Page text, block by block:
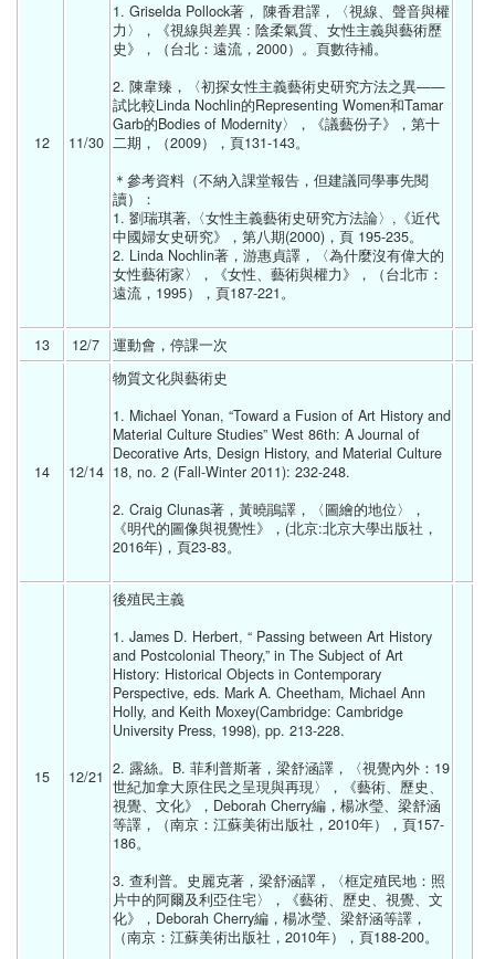
12 11/30
1. Griselda Pollock著， 陳香君譯，〈視線、聲音與權
力〉，《視線與差異 : 陰柔氣質、女性主義與藝術歷
史》，（台北：遠流，2000）。頁數待補。
2. 陳韋臻，〈初探女性主義藝術史研究方法之異——
試比較Linda Nochlin的Representing Women和Tamar
Garb的Bodies of Modernity〉，《議藝份子》，第十
二期，（2009），頁131-143。
＊參考資料（不納入課堂報告，但建議同學事先閱
讀）：
1. 劉瑞琪著,〈女性主義藝術史研究方法論〉,《近代
中國婦女史研究》，第八期(2000)，頁 195-235。
2. Linda Nochlin著，游惠貞譯，〈為什麼沒有偉大的
女性藝術家〉，《女性、藝術與權力》，（台北市：
遠流，1995），頁187-221。
13 12/7 運動會，停課一次
14 12/14
物質文化與藝術史
1. Michael Yonan, “Toward a Fusion of Art History and
Material Culture Studies” West 86th: A Journal of
Decorative Arts, Design History, and Material Culture
18, no. 2 (Fall-Winter 2011): 232-248.
2. Craig Clunas著，黃曉鵑譯，〈圖繪的地位〉，
《明代的圖像與視覺性》，(北京:北京大學出版社，
2016年)，頁23-83。
15 12/21
後殖民主義
1. James D. Herbert, “ Passing between Art History
and Postcolonial Theory,” in The Subject of Art
History: Historical Objects in Contemporary
Perspective, eds. Mark A. Cheetham, Michael Ann
Holly, and Keith Moxey(Cambridge: Cambridge
University Press, 1998), pp. 213-228.
2. 露絲。B. 菲利普斯著，梁舒涵譯，〈視覺內外：19
世紀加拿大原住民之呈現與再現〉，《藝術、歷史、
視覺、文化》，Deborah Cherry編，楊冰瑩、梁舒涵
等譯，（南京：江蘇美術出版社，2010年），頁157-
186。
3. 查利普。史麗克著，梁舒涵譯，〈框定殖民地：照
片中的阿爾及利亞住宅〉，《藝術、歷史、視覺、文
化》，Deborah Cherry編，楊冰瑩、梁舒涵等譯，
（南京：江蘇美術出版社，2010年），頁188-200。